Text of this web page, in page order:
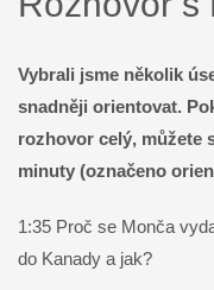
Vybrali jsme několik
snadněji orientovat.
rozhovor celý, můžete
minuty (označeno
1:35 Proč se Monča
do Kanady a jak?